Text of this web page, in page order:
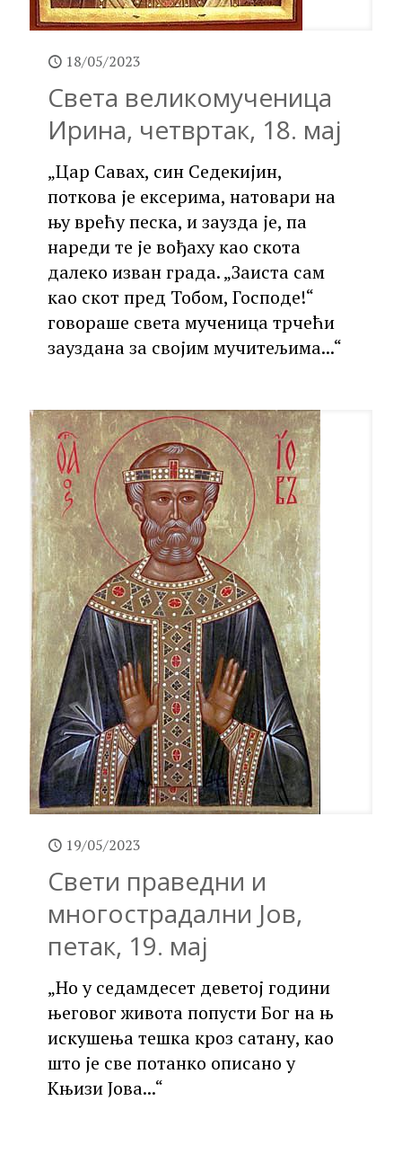
18/05/2023
Света великомученица
Ирина, четвртак, 18. мај
„Цар Савах, син Седекијин,
поткова је ексерима, натовари на
њу врећу песка, и заузда је, па
нареди те је вођаху као скота
далеко изван града. „Заиста сам
као скот пред Тобом, Господе!“
говораше света мученица трчећи
зауздана за својим мучитељима...“
19/05/2023
Свети праведни и
многострадални Јов,
петак, 19. мај
„Но у седамдесет деветој години
његовог живота попусти Бог на њ
искушења тешка кроз сатану, као
што је све потанко описано у
Књизи Јова...“